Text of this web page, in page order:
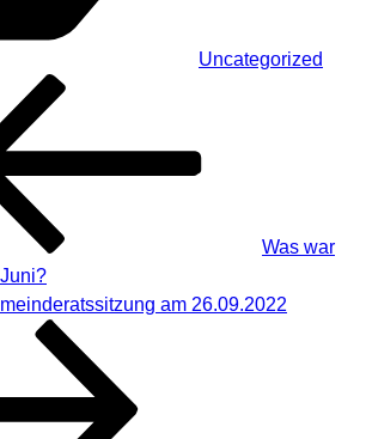
Uncategorized
Was war
am 26.09.2022